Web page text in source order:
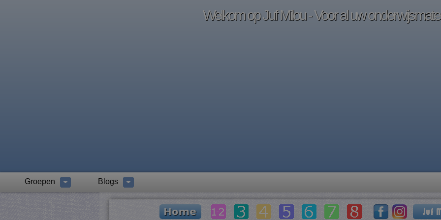
Welkom op Juf Milou - Voor al uw
Groepen Blogs